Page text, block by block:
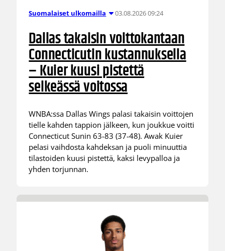
Suomalaiset ulkomailla 03.08.2026 09:24
Dallas takaisin voittokantaan
Connecticutin kustannuksella
– Kuier kuusi pistettä
selkeässä voitossa
WNBA:ssa Dallas Wings palasi takaisin voittojen
tielle kahden tappion jälkeen, kun joukkue voitti
Connecticut Sunin 63-83 (37-48). Awak Kuier
pelasi vaihdosta kahdeksan ja puoli minuuttia
tilastoiden kuusi pistettä, kaksi levypalloa ja
yhden torjunnan.